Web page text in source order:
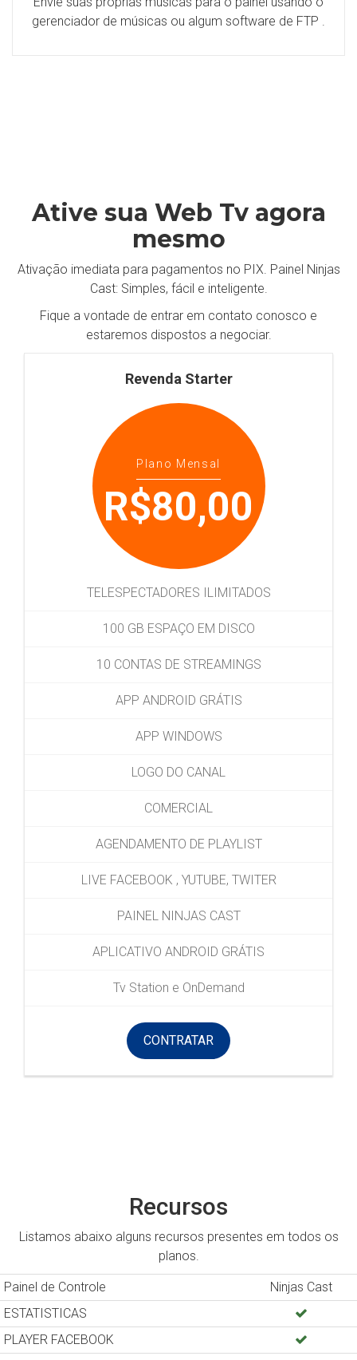
gerenciador de músicas ou algum software de FTP .
Ative sua Web Tv agora
mesmo
Ativação imediata para pagamentos no PIX. Painel Ninjas
Cast: Simples, fácil e inteligente.
Fique a vontade de entrar em contato conosco e
estaremos dispostos a negociar.
Revenda Starter
Plano Mensal
R$80,00
TELESPECTADORES ILIMITADOS
100 GB ESPAÇO EM DISCO
10 CONTAS DE STREAMINGS
APP ANDROID GRÁTIS
APP WINDOWS
LOGO DO CANAL
COMERCIAL
AGENDAMENTO DE PLAYLIST
LIVE FACEBOOK , YUTUBE, TWITER
PAINEL NINJAS CAST
APLICATIVO ANDROID GRÁTIS
Tv Station e OnDemand
CONTRATAR
Recursos
Listamos abaixo alguns recursos presentes em todos os
planos.
Painel de Controle
Ninjas Cast
ESTATISTICAS
PLAYER FACEBOOK